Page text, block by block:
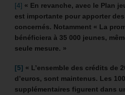
[4] « En revanche, avec le Plan
est importante pour apporter
concernés. Notamment « La
bénéficiera à 35 000 jeunes,
seule mesure. »
[5] « L’ensemble des crédits de
d’euros, sont maintenus. Les
supplémentaires figurent dans